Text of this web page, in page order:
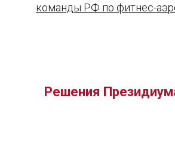
команды РФ по фитнес-
Решения